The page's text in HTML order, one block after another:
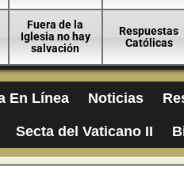
Fuera de la
Iglesia no hay
salvación
Respuestas
Católicas
En Línea Noticias
Secta del Vaticano II